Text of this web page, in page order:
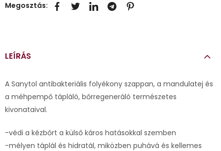
Megosztás:
LEÍRÁS
A Sanytol antibakteriális folyékony szappan, a mandulatej és
a méhpempő tápláló, bőrregeneráló természetes
kivonataival.
-védi a kézbőrt a külső káros hatásokkal szemben
-mélyen táplál és hidratál, miközben puhává és kellemes